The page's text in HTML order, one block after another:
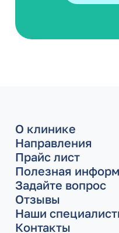
О клинике
Направления
Прайс лист
Полезная
Задайте вопрос
Отзывы
Наши
Контакты